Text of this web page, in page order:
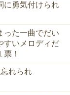
に勇気付けられ
った一曲でだい
すいメロディだ
！
れられ